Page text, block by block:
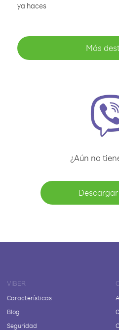
ya haces
Más
¿Aún no
VIBER
Características
Blog
Seguridad